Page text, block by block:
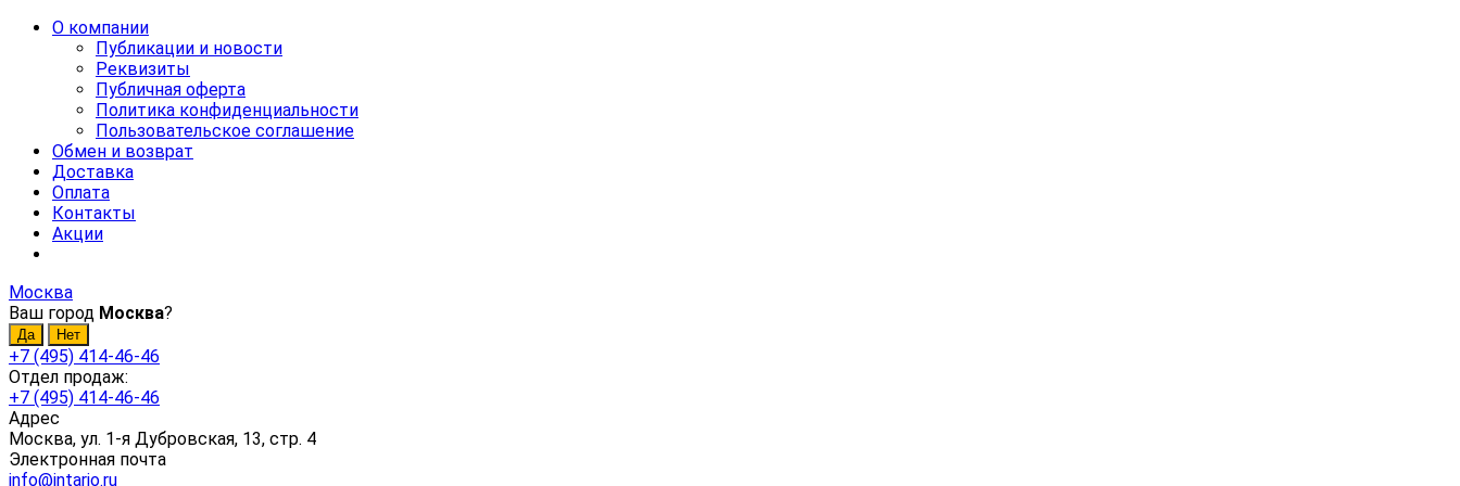
О компании
Публикации и новости
Реквизиты
Публичная оферта
Политика конфиденциальности
Пользовательское соглашение
Обмен и возврат
Доставка
Оплата
Контакты
Акции
Москва
Ваш город Москва?
+7 (495) 414-46-46
Отдел продаж:
+7 (495) 414-46-46
Адрес
Москва, ул. 1-я Дубровская, 13, стр. 4
Электронная почта
info@intario.ru